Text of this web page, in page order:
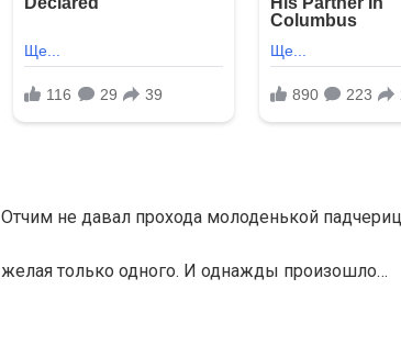
Отчим не давал прохода молоденькой
желая только одного. И однажды произошло…